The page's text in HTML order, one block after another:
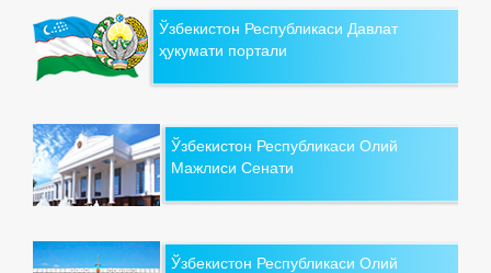
Ўзбекистон Республикаси Давлат
ҳукумати портали
Ўзбекистон Республикаси Олий
Мажлиси Сенати
Ўзбекистон Республикаси Олий